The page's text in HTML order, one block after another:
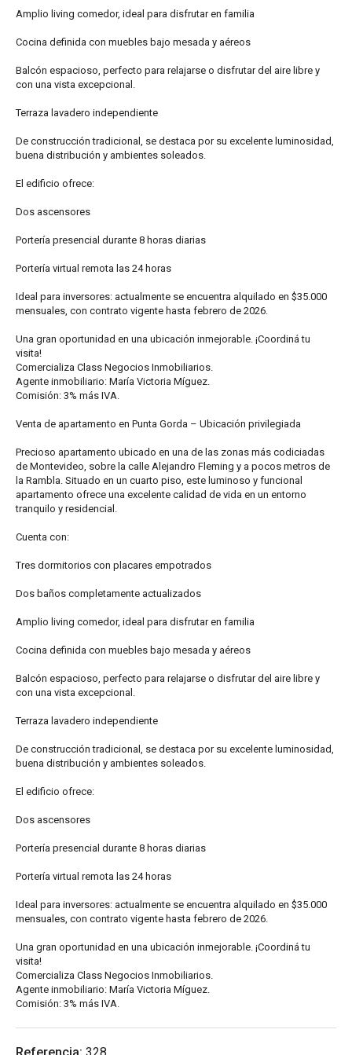
Amplio living comedor, ideal para disfrutar en familia
Cocina definida con muebles bajo mesada y aéreos
Balcón espacioso, perfecto para relajarse o disfrutar del aire libre y
con una vista excepcional.
Terraza lavadero independiente
De construcción tradicional, se destaca por su excelente luminosidad,
buena distribución y ambientes soleados.
El edificio ofrece:
Dos ascensores
Portería presencial durante 8 horas diarias
Portería virtual remota las 24 horas
Ideal para inversores: actualmente se encuentra alquilado en $35.000
mensuales, con contrato vigente hasta febrero de 2026.
Una gran oportunidad en una ubicación inmejorable. ¡Coordiná tu
visita!
Comercializa Class Negocios Inmobiliarios.
Agente inmobiliario: María Victoria Míguez.
Comisión: 3% más IVA.
Venta de apartamento en Punta Gorda – Ubicación privilegiada
Precioso apartamento ubicado en una de las zonas más codiciadas
de Montevideo, sobre la calle Alejandro Fleming y a pocos metros de
la Rambla. Situado en un cuarto piso, este luminoso y funcional
apartamento ofrece una excelente calidad de vida en un entorno
tranquilo y residencial.
Cuenta con:
Tres dormitorios con placares empotrados
Dos baños completamente actualizados
Amplio living comedor, ideal para disfrutar en familia
Cocina definida con muebles bajo mesada y aéreos
Balcón espacioso, perfecto para relajarse o disfrutar del aire libre y
con una vista excepcional.
Terraza lavadero independiente
De construcción tradicional, se destaca por su excelente luminosidad,
buena distribución y ambientes soleados.
El edificio ofrece:
Dos ascensores
Portería presencial durante 8 horas diarias
Portería virtual remota las 24 horas
Ideal para inversores: actualmente se encuentra alquilado en $35.000
mensuales, con contrato vigente hasta febrero de 2026.
Una gran oportunidad en una ubicación inmejorable. ¡Coordiná tu
visita!
Comercializa Class Negocios Inmobiliarios.
Agente inmobiliario: María Victoria Míguez.
Comisión: 3% más IVA.